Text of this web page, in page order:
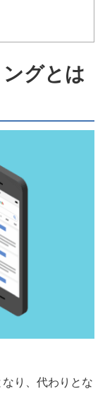
グとは
り、代わりとな